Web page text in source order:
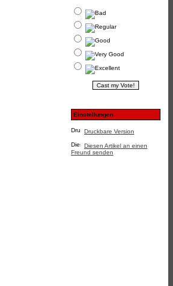
Einstellungen
Druckbare Version
Diesen Artikel an einen
Freund senden